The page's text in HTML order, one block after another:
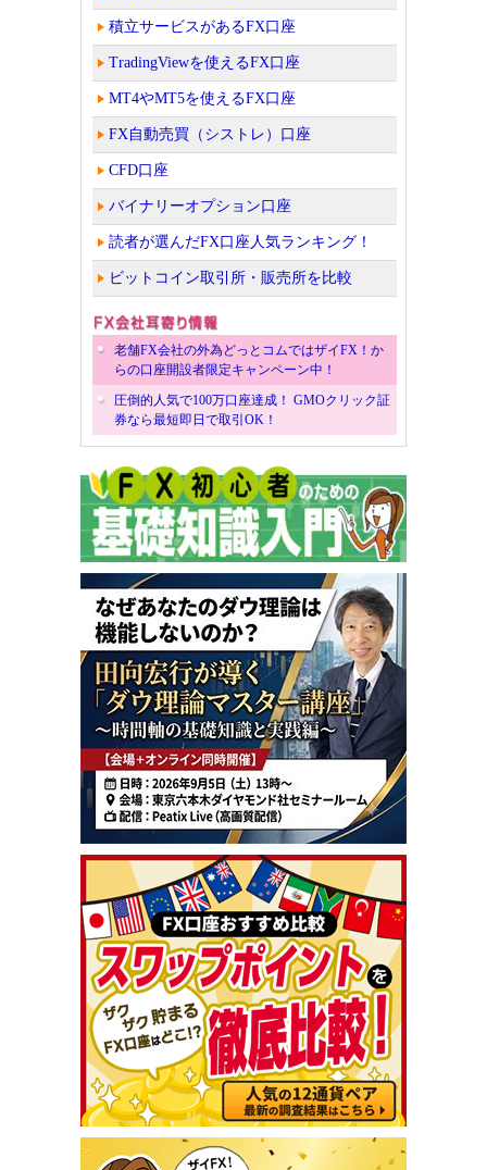
積立サービスがあるFX口座
TradingViewを使えるFX口座
MT4やMT5を使えるFX口座
FX自動売買（シストレ）口座
CFD口座
バイナリーオプション口座
読者が選んだFX口座人気ランキング！
ビットコイン取引所・販売所を比較
老舗FX会社の外為どっとコムではザイFX！か
らの口座開設者限定キャンペーン中！
圧倒的人気で100万口座達成！ GMOクリック証
券なら最短即日で取引OK！